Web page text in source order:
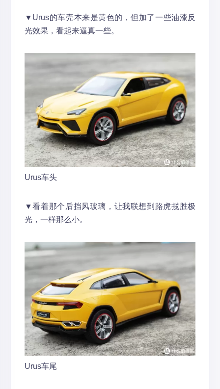
▼Urus的车壳本来是黄色的，但加了一些油漆反
光效果，看起来逼真一些。
Urus车头
▼看着那个后挡风玻璃，让我联想到路虎揽胜极
光，一样那么小。
Urus车尾